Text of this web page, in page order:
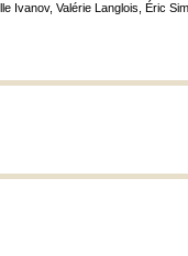
Ivanov, Valérie Langlois, Éric